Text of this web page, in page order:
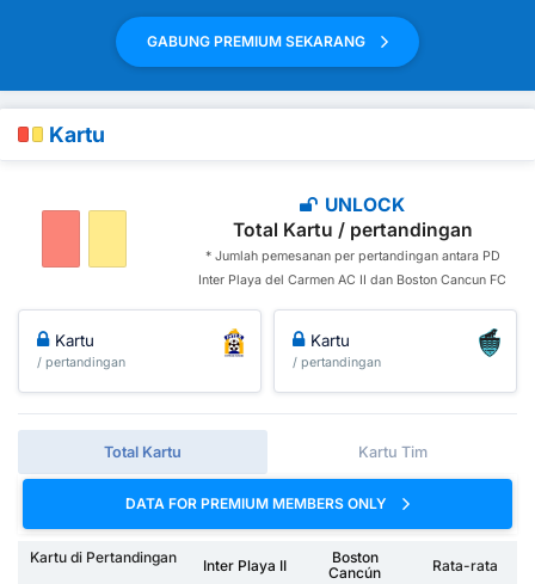
GABUNG PREMIUM SEKARANG
Kartu
UNLOCK
Total Kartu / pertandingan
* Jumlah pemesanan per pertandingan antara PD
Inter Playa del Carmen AC II dan Boston Cancun FC
Kartu
/ pertandingan
Kartu
/ pertandingan
Total Kartu Kartu Tim
DATA FOR PREMIUM MEMBERS ONLY
Kartu di Pertandingan Inter Playa II
Boston
Cancún
Rata-rata